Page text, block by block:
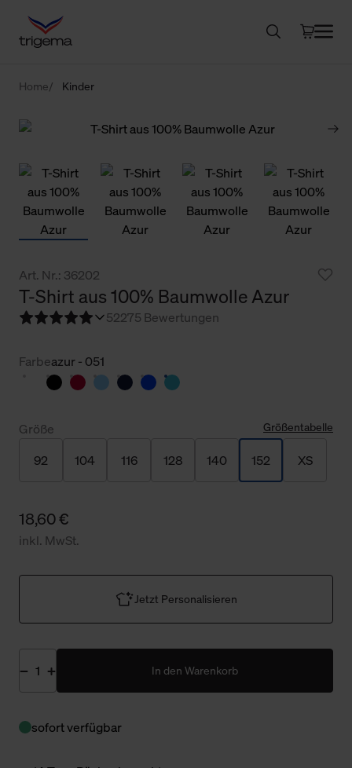
Home Kinder
Art. Nr.: 36202
T-Shirt aus 100% Baumwolle Azur
52275 Bewertungen
Farbeazur - 051
Größe Größentabelle
92 104 116 128 140 152 XS
18,60 €
inkl. MwSt.
Jetzt Personalisieren
In den Warenkorb
sofort verfügbar